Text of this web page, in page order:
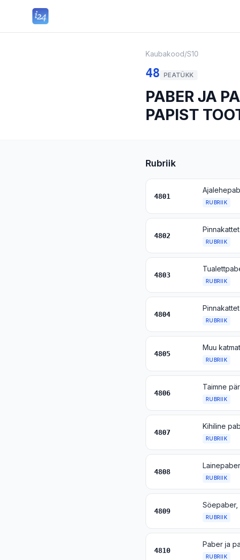
Kaubakood/S10
48 PEATÜKK
PABER JA
PAPIST
Rubriik
4801
RUBRIIK
4802
RUBRIIK
4803
RUBRIIK
4804
RUBRIIK
4805
RUBRIIK
4806
RUBRIIK
4807
RUBRIIK
4808
RUBRIIK
4809
RUBRIIK
4810
RUBRIIK